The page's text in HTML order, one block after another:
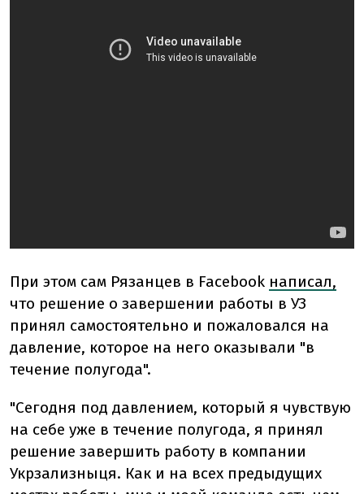
При этом сам Рязанцев в Facebook написал,
что решение о завершении работы в УЗ
принял самостоятельно и пожаловался на
давление, которое на него оказывали "в
течение полугода".
"Сегодня под давлением, который я чувствую
на себе уже в течение полугода, я принял
решение завершить работу в компании
Укрзализныця. Как и на всех предыдущих